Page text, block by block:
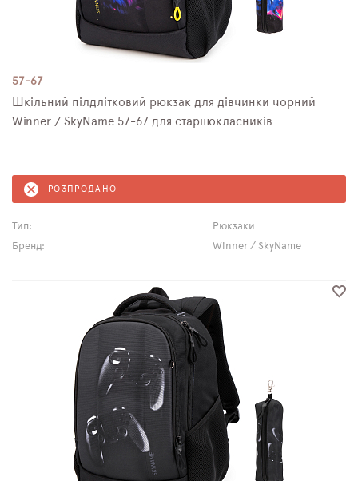
57-67
Шкільний пілдлітковий рюкзак для дівчинки чорний
Winner / SkyNamе 57-67 для старшокласників
РОЗПРОДАНО
Тип:
Рюкзаки
Бренд:
Winner / SkyName